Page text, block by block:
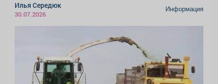
Илья Середюк
30.07.2026
Информация